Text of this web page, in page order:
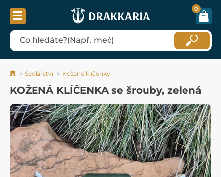
0
Sedlářství Kožené klíčenky
KOŽENÁ KLÍČENKA se šrouby, zelená